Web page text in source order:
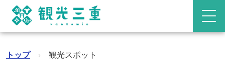
トップ › 観光スポット